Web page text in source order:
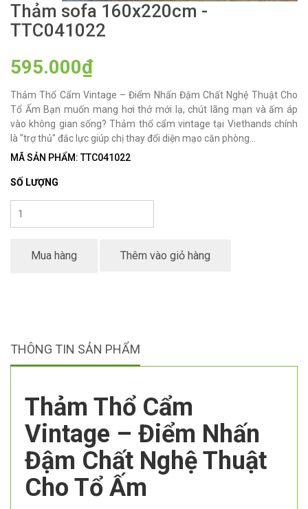
Thảm sofa 160x220cm -
TTC041022
595.000₫
Thảm Thổ Cẩm Vintage – Điểm Nhấn Đậm Chất Nghệ Thuật Cho
Tổ Ấm Bạn muốn mang hơi thở mới lạ, chút lãng mạn và ấm áp
vào không gian sống? Thảm thổ cẩm vintage tại Viethands chính
là "trợ thủ" đắc lực giúp chị thay đổi diện mạo căn phòng...
MÃ SẢN PHẨM: TTC041022
SỐ LƯỢNG
Mua hàng Thêm vào giỏ hàng
THÔNG TIN SẢN PHẨM
Thảm Thổ Cẩm
Vintage – Điểm Nhấn
Đậm Chất Nghệ Thuật
Cho Tổ Ấm